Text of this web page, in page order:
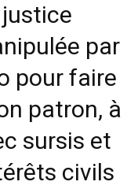
par
pour faire
patron, à
sursis et
civils